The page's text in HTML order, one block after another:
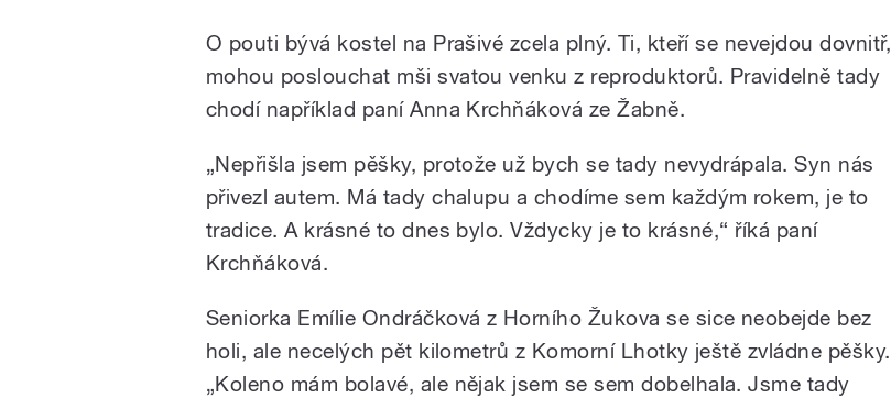
O pouti bývá kostel na Prašivé zcela plný. Ti, kteří se nevejdou dovnitř,
mohou poslouchat mši svatou venku z reproduktorů. Pravidelně tady
chodí například paní Anna Krchňáková ze Žabně.
„Nepřišla jsem pěšky, protože už bych se tady nevydrápala. Syn nás
přivezl autem. Má tady chalupu a chodíme sem každým rokem, je to
tradice. A krásné to dnes bylo. Vždycky je to krásné,“ říká paní
Krchňáková.
Seniorka Emílie Ondráčková z Horního Žukova se sice neobejde bez
holi, ale necelých pět kilometrů z Komorní Lhotky ještě zvládne pěšky.
„Koleno mám bolavé, ale nějak jsem se sem dobelhala. Jsme tady